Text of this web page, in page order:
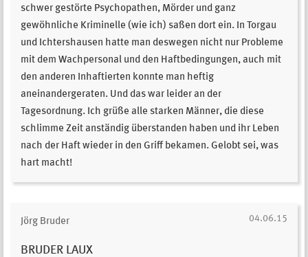
schwer gestörte Psychopathen, Mörder und ganz
gewöhnliche Kriminelle (wie ich) saßen dort ein. In Torgau
und Ichtershausen hatte man deswegen nicht nur Probleme
mit dem Wachpersonal und den Haftbedingungen, auch mit
den anderen Inhaftierten konnte man heftig
aneinandergeraten. Und das war leider an der
Tagesordnung. Ich grüße alle starken Männer, die diese
schlimme Zeit anständig überstanden haben und ihr Leben
nach der Haft wieder in den Griff bekamen. Gelobt sei, was
hart macht!
04.06.15
Jörg Bruder
BRUDER LAUX